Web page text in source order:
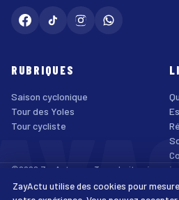
RUBRIQUES
Saison cyclonique
Tour des Yoles
Tour cycliste
©2026 ZayActu.org. Tous droits réservés.
Agency
Mentions légales
Confidentialité Cookies
ZayActu utilise des cookies pour